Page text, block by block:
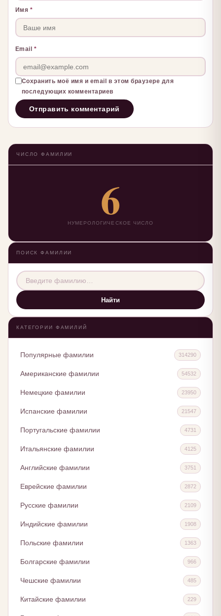
Имя *
Email *
Сохранить моё имя и email в этом браузере для
последующих комментариев
ЧИСЛО ФАМИЛИИ
6
НУМЕРОЛОГИЧЕСКОЕ ЧИСЛО
ПОИСК ФАМИЛИИ
Найти
КАТЕГОРИИ ФАМИЛИЙ
Популярные фамилии 314290
Американские фамилии 54532
Немецкие фамилии 23950
Испанские фамилии 21547
Португальские фамилии 4731
Итальянские фамилии 4125
Английские фамилии 3751
Еврейские фамилии 2872
Русские фамилии 2109
Индийские фамилии 1908
Польские фамилии 1363
Болгарские фамилии 966
Чешские фамилии 485
Китайские фамилии 229